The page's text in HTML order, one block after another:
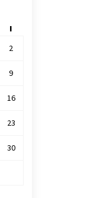
I
2
9
16
23
30